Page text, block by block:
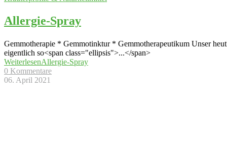
Allergie-Spray
Gemmotherapie * Gemmotinktur * Gemmotherapeutikum Unser
eigentlich so<span class="ellipsis">...</span>
WeiterlesenAllergie-Spray
0 Kommentare
06. April 2021